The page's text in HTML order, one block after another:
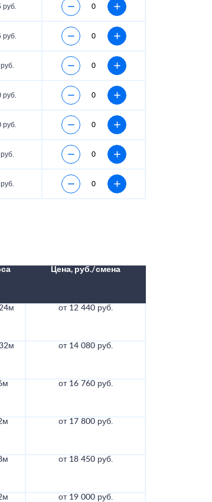
руб.
руб.
руб.
руб.
Цена, руб./смена
от 12 440 руб.
от 14 080 руб.
от 16 760 руб.
от 17 800 руб.
от 18 450 руб.
от 19 000 руб.